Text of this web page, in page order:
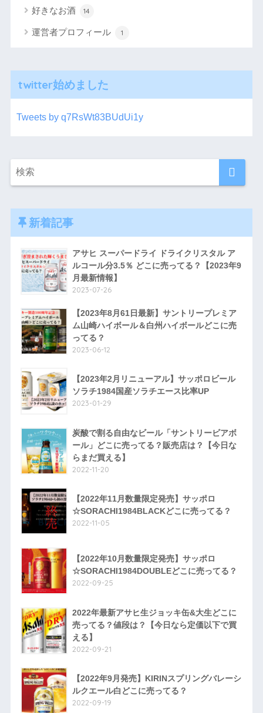
好きなお酒 14
運営者プロフィール 1
twitter始めました
Tweets by q7RsWt83BUdUi1y
新着記事
アサヒ スーパードライ ドライクリスタル ア
ルコール分3.5％ どこに売ってる？【2023年9
月最新情報】
2023-07-26
【2023年8月61日最新】サントリープレミア
ム山崎ハイボール＆白州ハイボールどこに売
ってる？
2023-06-12
【2023年2月リニューアル】サッポロビール
ソラチ1984国産ソラチエース比率UP
2023-01-29
炭酸で割る自由なビール「サントリービアボ
ール」どこに売ってる？販売店は？【今日な
らまだ買える】
2022-11-20
【2022年11月数量限定発売】サッポロ
☆SORACHI1984BLACKどこに売ってる？
2022-11-05
【2022年10月数量限定発売】サッポロ
☆SORACHI1984DOUBLEどこに売ってる？
2022-09-25
2022年最新アサヒ生ジョッキ缶&大生どこに
売ってる？値段は？【今日なら定価以下で買
える】
2022-09-21
【2022年9月発売】KIRINスプリングバレーシ
ルクエール白どこに売ってる？
2022-09-19